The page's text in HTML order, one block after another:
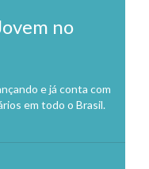
no
e já conta com
em todo o Brasil.